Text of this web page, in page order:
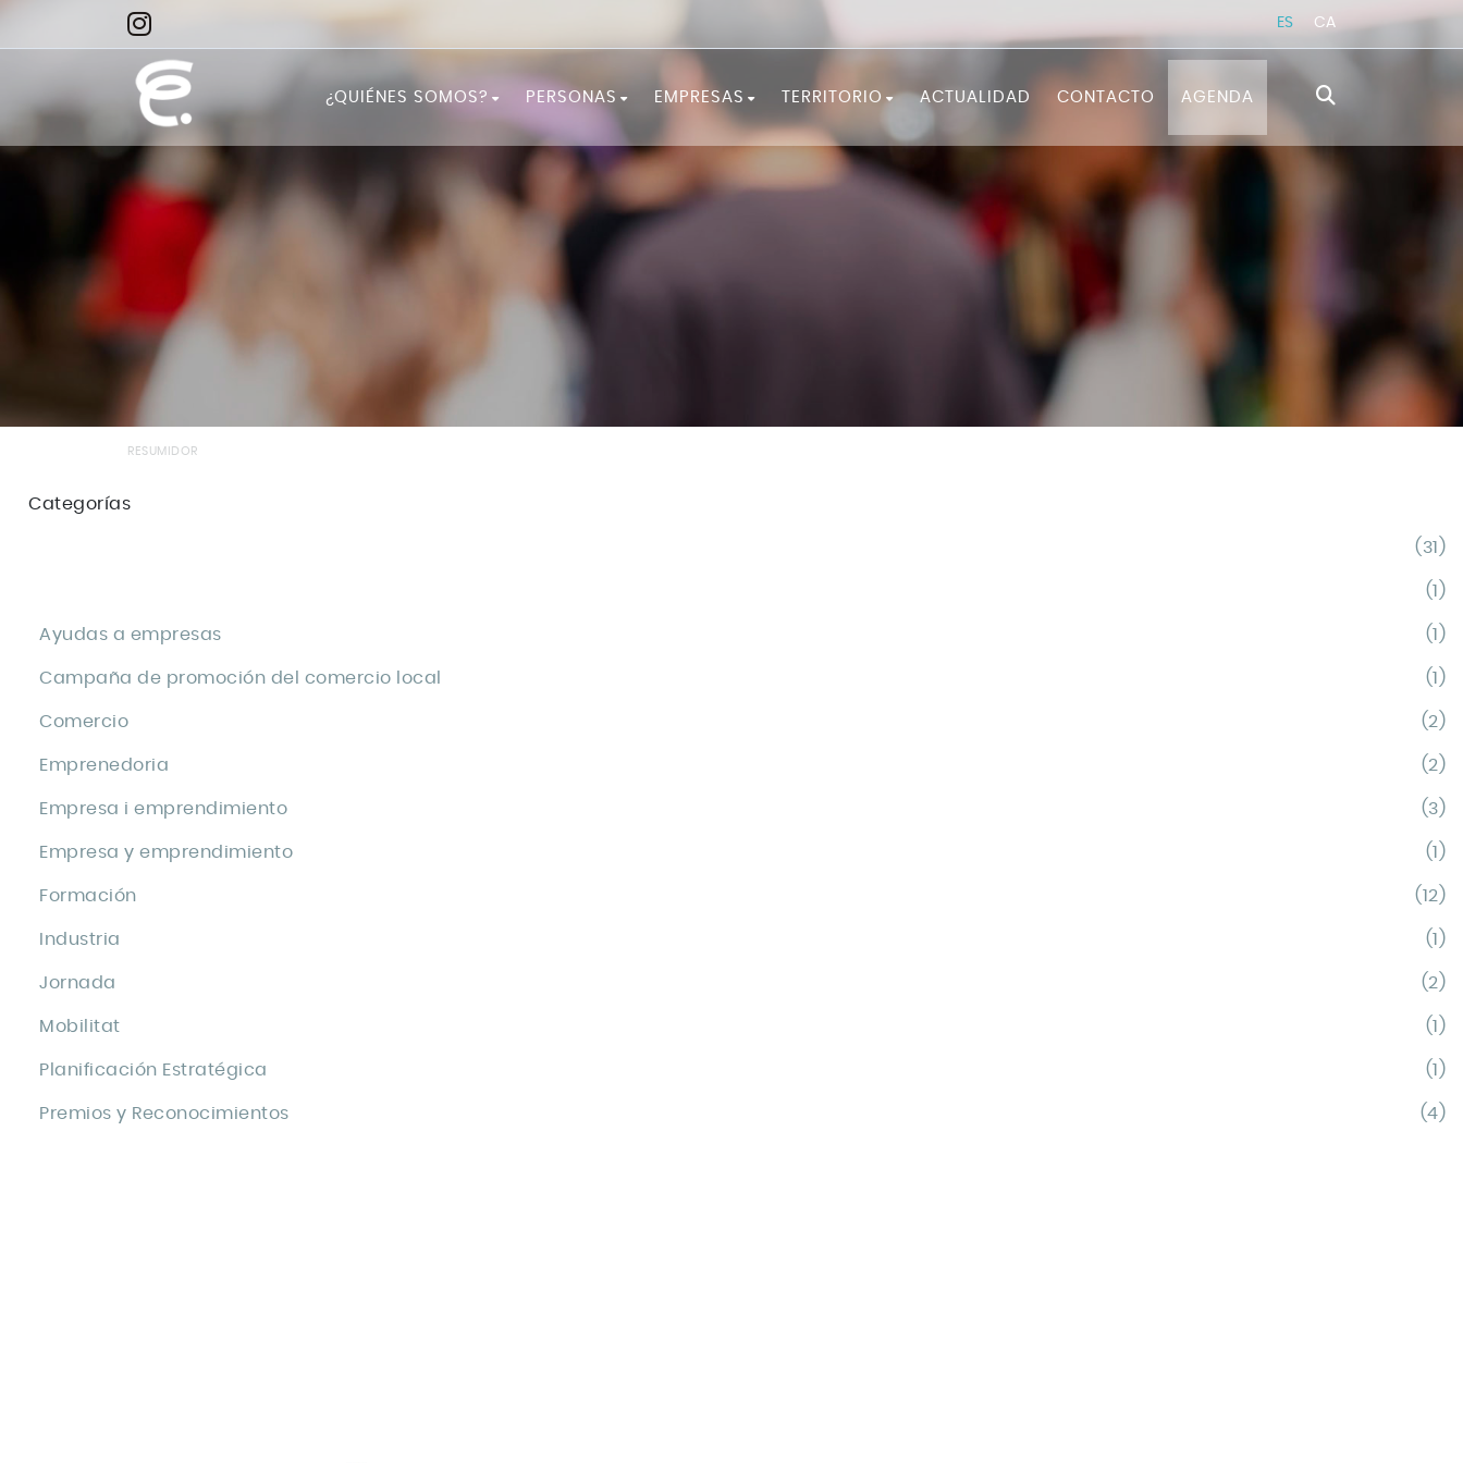
ES CA
¿QUIÉNES SOMOS? PERSONAS
¡FÓRMATE!
¿NECESITAS ORIENTACIÓN?
EMPRESAS
SERVICIOS A LAS EMPRESAS
TERRITORIO
LA COMARCA
DOCUMENTACIÓN ESTRATÉGICA
ACTUALIDAD CONTACTO AGENDA
RESUMIDOR
Categorías
(31)
(1)
Ayudas a empresas (1)
Campaña de promoción del comercio local (1)
Comercio (2)
Emprenedoria (2)
Empresa i emprendimiento (3)
Empresa y emprendimiento (1)
Formación (12)
Industria (1)
Jornada (2)
Mobilitat (1)
Planificación Estratégica (1)
Premios y Reconocimientos (4)